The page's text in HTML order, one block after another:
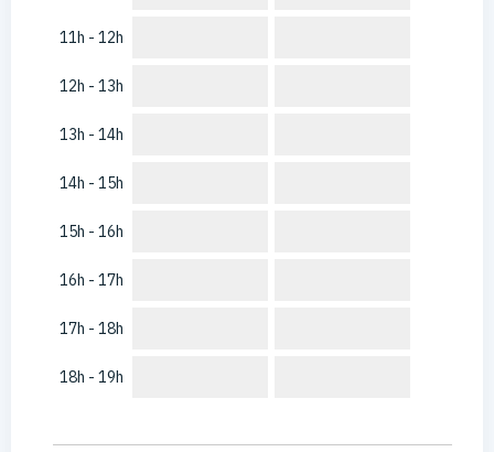
11h - 12h
12h - 13h
13h - 14h
14h - 15h
15h - 16h
16h - 17h
17h - 18h
18h - 19h